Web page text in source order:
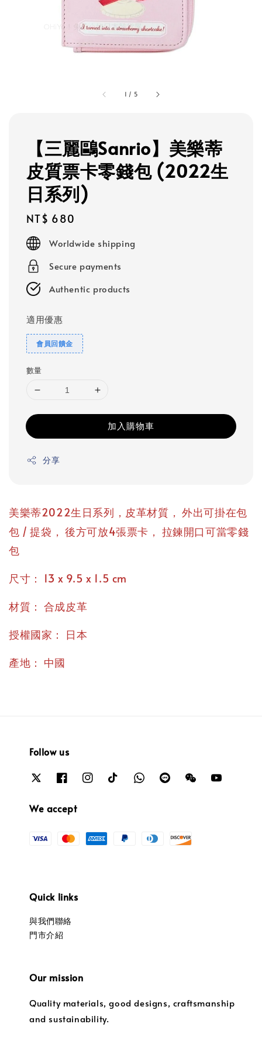
1 / 5
【三麗鷗Sanrio】美樂蒂
皮質票卡零錢包 (2022生
日系列)
Regular
price
NT$ 680
Worldwide shipping
Secure payments
Authentic products
適用優惠
會員回饋金
數量
加入購物車
分享
美樂蒂2022生日系列，皮革材質 ， 外出可掛在包
包 / 提袋 ， 後方可放4張票卡 ， 拉鍊開口可當零錢
包
尺寸 ： 13 x 9.5 x 1.5 cm
材質 ： 合成皮革
授權國家 ： 日本
產地 ： 中國
Follow us
We accept
Quick links
與我們聯絡
門市介紹
Our mission
Quality materials, good designs, craftsmanship
and sustainability.